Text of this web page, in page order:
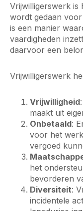
Vrijwilligerswerk is
wordt gedaan
is een manier
vaardigheden
daarvoor een
Vrijwilligerswerk
Vrijwilligheid
maakt uit
Onbetaald:
voor het
vergoed
het
bevorderen
Diversiteit:
incidentele